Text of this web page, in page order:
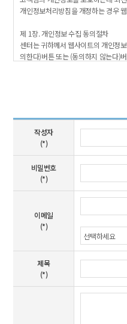
작성자
(*)
비밀번호
(*)
이메일
(*)
제목
(*)